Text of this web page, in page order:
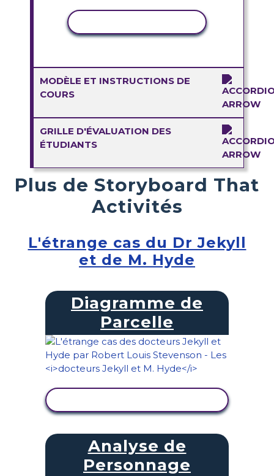
MODÈLE ET INSTRUCTIONS DE
COURS
GRILLE D'ÉVALUATION DES
ÉTUDIANTS
Plus de Storyboard That
Activités
L'étrange cas du Dr Jekyll
et de M. Hyde
Diagramme de
Parcelle
Analyse de
Personnage